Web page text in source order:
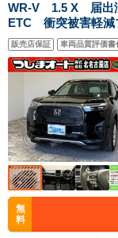
WR-V 1.5 X 届出
ETC 衝突被害軽
ートキー アダク
オートエアコン
ミラー 禁煙車
販売店保証 車両品質評価書
無
料